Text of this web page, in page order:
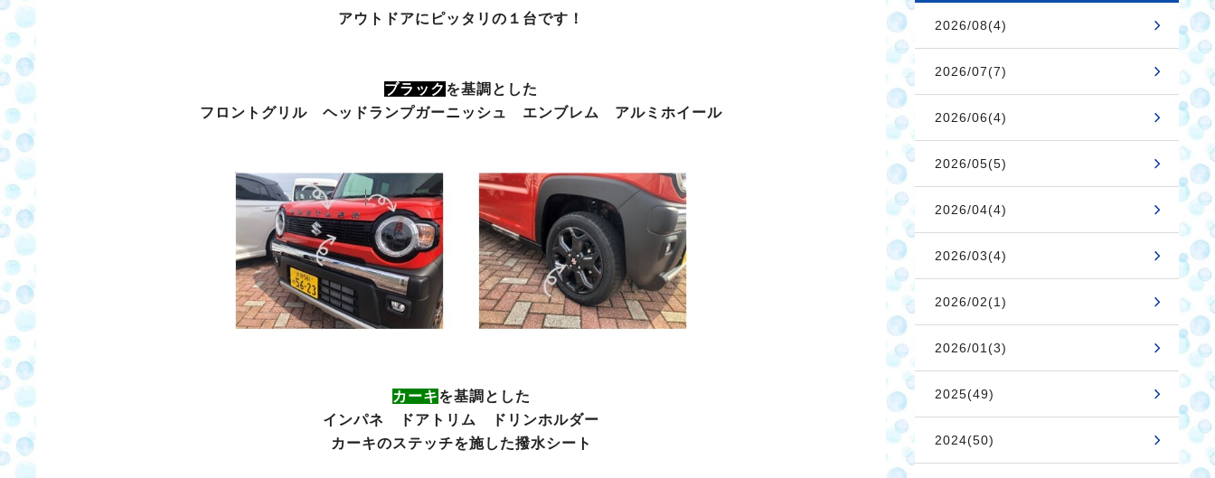
アウトドアにピッタリの１台です！
ブラック を基調とした
フロントグリル ヘッドランプガーニッシュ エンブレム アルミホイール
カーキを基調とした
インパネ ドアトリム ドリンホルダー
カーキのステッチを施した撥水シート
2026/08(4)
2026/07(7)
2026/06(4)
2026/05(5)
2026/04(4)
2026/03(4)
2026/02(1)
2026/01(3)
2025(49)
2024(50)